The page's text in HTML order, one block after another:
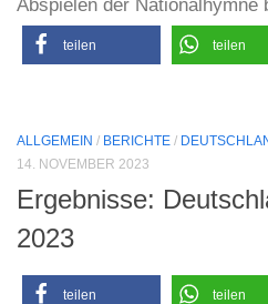
Abspielen der Nationalhymne
teilen teilen
ALLGEMEIN / BERICHTE /
14. NOVEMBER 2023
Ergebnisse:
2023
teilen teilen